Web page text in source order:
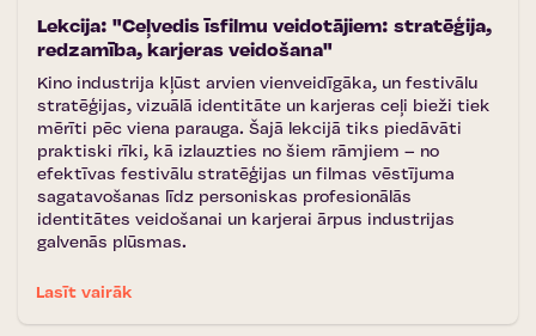
Lekcija: "Ceļvedis īsfilmu veidotājiem: stratēģija,
redzamība, karjeras veidošana"
Kino industrija kļūst arvien vienveidīgāka, un festivālu
stratēģijas, vizuālā identitāte un karjeras ceļi bieži tiek
mērīti pēc viena parauga. Šajā lekcijā tiks piedāvāti
praktiski rīki, kā izlauzties no šiem rāmjiem – no
efektīvas festivālu stratēģijas un filmas vēstījuma
sagatavošanas līdz personiskas profesionālās
identitātes veidošanai un karjerai ārpus industrijas
galvenās plūsmas.
Lasīt vairāk